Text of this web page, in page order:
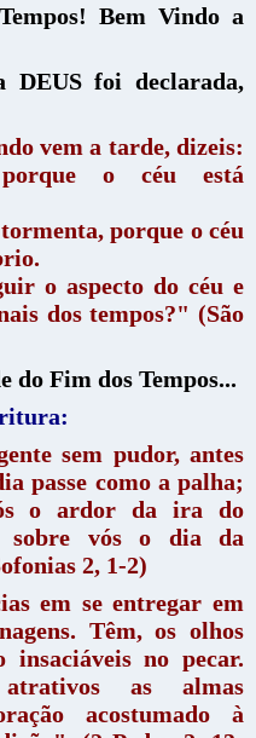
Bem Vindo a
DEUS foi declarada,
vem a tarde, dizeis:
o céu está
porque o céu
o aspecto do céu e
dos tempos?" (São
do Fim dos Tempos...
sem pudor, antes
passe como a palha;
o ardor da ira do
sobre vós o dia da
2, 1-2)
em se entregar em
Têm, os olhos
insaciáveis no pecar.
as almas
acostumado à